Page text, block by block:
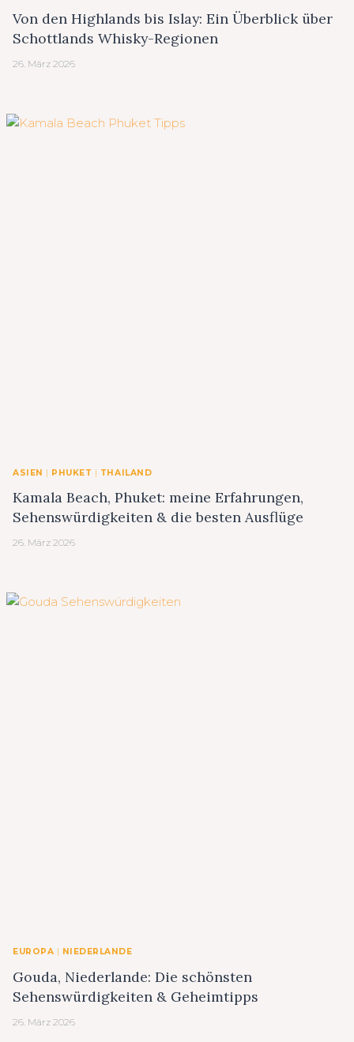
Von den Highlands bis Islay: Ein Überblick über
Schottlands Whisky-Regionen
26. März 2026
ASIEN | PHUKET | THAILAND
Kamala Beach, Phuket: meine Erfahrungen,
Sehenswürdigkeiten & die besten Ausflüge
26. März 2026
EUROPA NIEDERLANDE
Gouda, Niederlande: Die schönsten
Sehenswürdigkeiten & Geheimtipps
26. März 2026